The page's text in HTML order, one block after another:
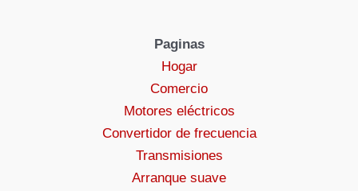
Paginas
Hogar
Comercio
Motores eléctricos
Convertidor de frecuencia
Transmisiones
Arranque suave